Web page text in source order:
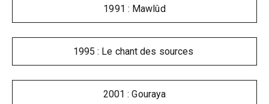
1991 : Mawlûd
1995 : Le chant des sources
2001 : Gouraya